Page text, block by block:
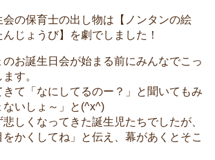
会の保育士の出し物は【ノンタンの絵
じょうび】を劇でしました！
お誕生日会が始まる前にみんなでこっ
す。
て「なにしてるのー？」と聞いてもみ
ないしょ～」と(^x^)
しくなってきた誕生児たちでしたが、
をかくしてね」と伝え、幕があくとそこ